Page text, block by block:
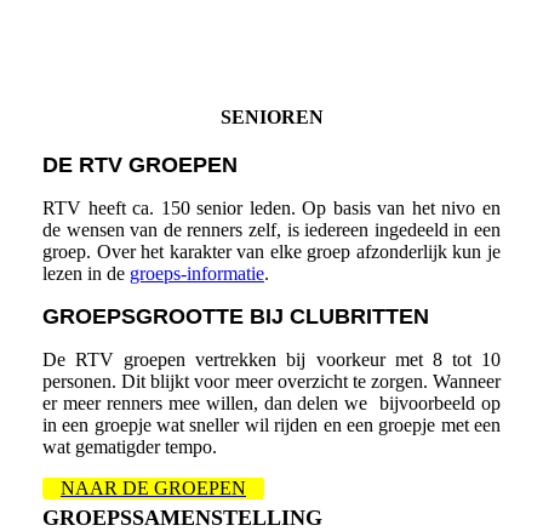
SENIOREN
DE RTV GROEPEN
RTV heeft ca. 150 senior leden. Op basis van het nivo en
de wensen van de renners zelf, is iedereen ingedeeld in een
groep. Over het karakter van elke groep afzonderlijk kun je
lezen in de groeps-informatie.
GROEPSGROOTTE BIJ CLUBRITTEN
De RTV groepen vertrekken bij voorkeur met 8 tot 10
personen. Dit blijkt voor meer overzicht te zorgen. Wanneer
er meer renners mee willen, dan delen we bijvoorbeeld op
in een groepje wat sneller wil rijden en een groepje met een
wat gematigder tempo.
NAAR DE GROEPEN
GROEPSSAMENSTELLING